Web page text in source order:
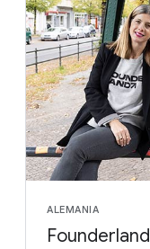
ALEMANIA
Founderland